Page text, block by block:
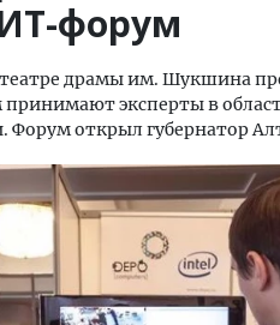
форум
театре драмы им. Шукшина
эксперты в
Форум открыл губернатор